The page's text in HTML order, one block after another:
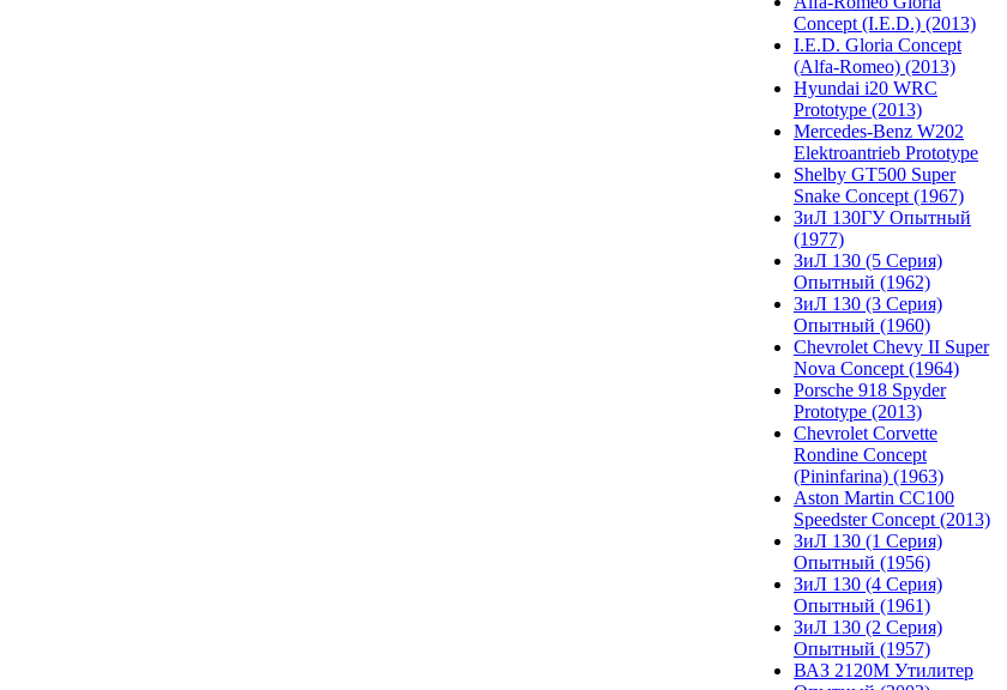
Concept (I.E.D.) (2013)
I.E.D. Gloria Concept
(Alfa-Romeo) (2013)
Hyundai i20 WRC
Prototype (2013)
Mercedes-Benz W202
Elektroantrieb Prototype
Shelby GT500 Super
Snake Concept (1967)
ЗиЛ 130ГУ Опытный
(1977)
ЗиЛ 130 (5 Серия)
Опытный (1962)
ЗиЛ 130 (3 Серия)
Опытный (1960)
Chevrolet Chevy II Super
Nova Concept (1964)
Porsche 918 Spyder
Prototype (2013)
Chevrolet Corvette
Rondine Concept
(Pininfarina) (1963)
Aston Martin CC100
Speedster Concept (2013)
ЗиЛ 130 (1 Серия)
Опытный (1956)
ЗиЛ 130 (4 Серия)
Опытный (1961)
ЗиЛ 130 (2 Серия)
Опытный (1957)
ВАЗ 2120М Утилитер